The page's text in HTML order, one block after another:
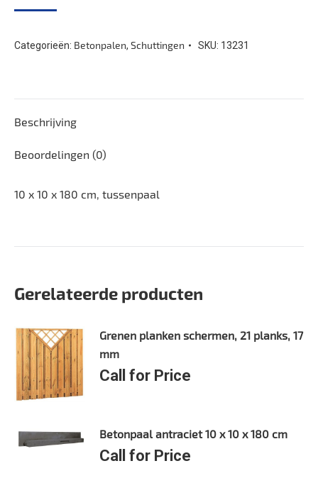
Categorieën: Betonpalen, Schuttingen SKU: 13231
Beschrijving
Beoordelingen (0)
10 x 10 x 180 cm, tussenpaal
Gerelateerde producten
Grenen planken schermen, 21 planks, 17
mm
Call for Price
Betonpaal antraciet 10 x 10 x 180 cm
Call for Price